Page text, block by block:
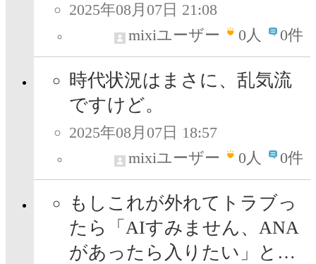
2025年08月07日 21:08
mixiユーザー
0人 0件
時代状況はまさに、乱気流
ですけど。
2025年08月07日 18:57
mixiユーザー
0人 0件
もしこれが外れてトラブっ
たら「AIすみません、ANA
があったら入りたい」と…